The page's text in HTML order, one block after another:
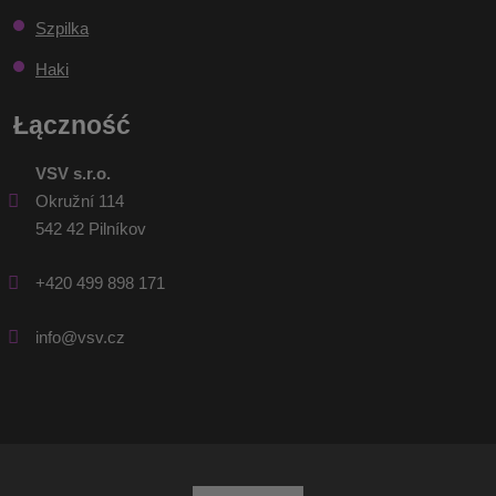
Szpilka
Haki
Łączność
VSV s.r.o.
Okružní 114
542 42 Pilníkov
+420 499 898 171
info@vsv.cz